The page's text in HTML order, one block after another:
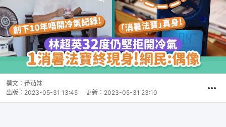
撰文： 番茄妹
出版： 2023-05-31 13:45 更新： 2023-05-31 23:10